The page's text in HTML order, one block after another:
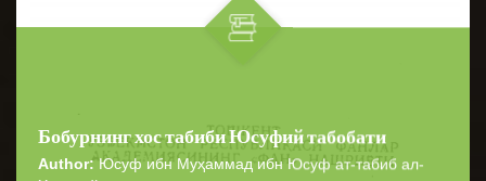
Бобурнинг хос табиби Юсуфий табобати
Author:Юсуф ибн Муҳаммад ибн Юсуф ат-табиб ал-